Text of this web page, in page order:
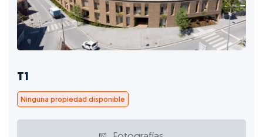
T1
Ninguna propiedad disponible